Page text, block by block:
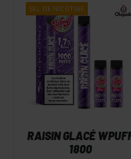
SEL DE NICOTINE
RAISIN GLACÉ
1800